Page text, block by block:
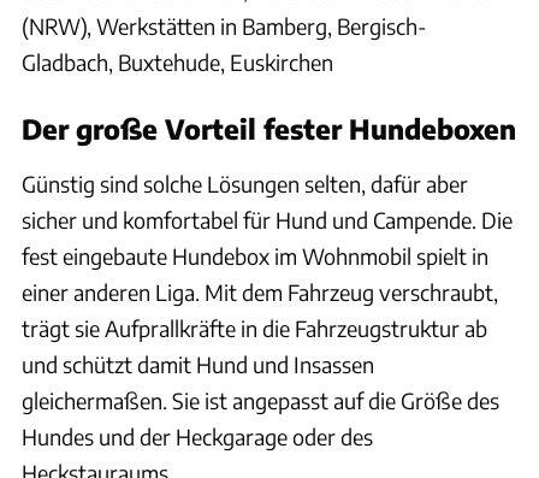
(NRW), Werkstätten in Bamberg, Bergisch-
Gladbach, Buxtehude, Euskirchen
Der große Vorteil fester Hundeboxen
Günstig sind solche Lösungen selten, dafür aber
sicher und komfortabel für Hund und Campende. Die
fest eingebaute Hundebox im Wohnmobil spielt in
einer anderen Liga. Mit dem Fahrzeug verschraubt,
trägt sie Aufprallkräfte in die Fahrzeugstruktur ab
und schützt damit Hund und Insassen
gleichermaßen. Sie ist angepasst auf die Größe des
Hundes und der Heckgarage oder des
Heckstauraums.